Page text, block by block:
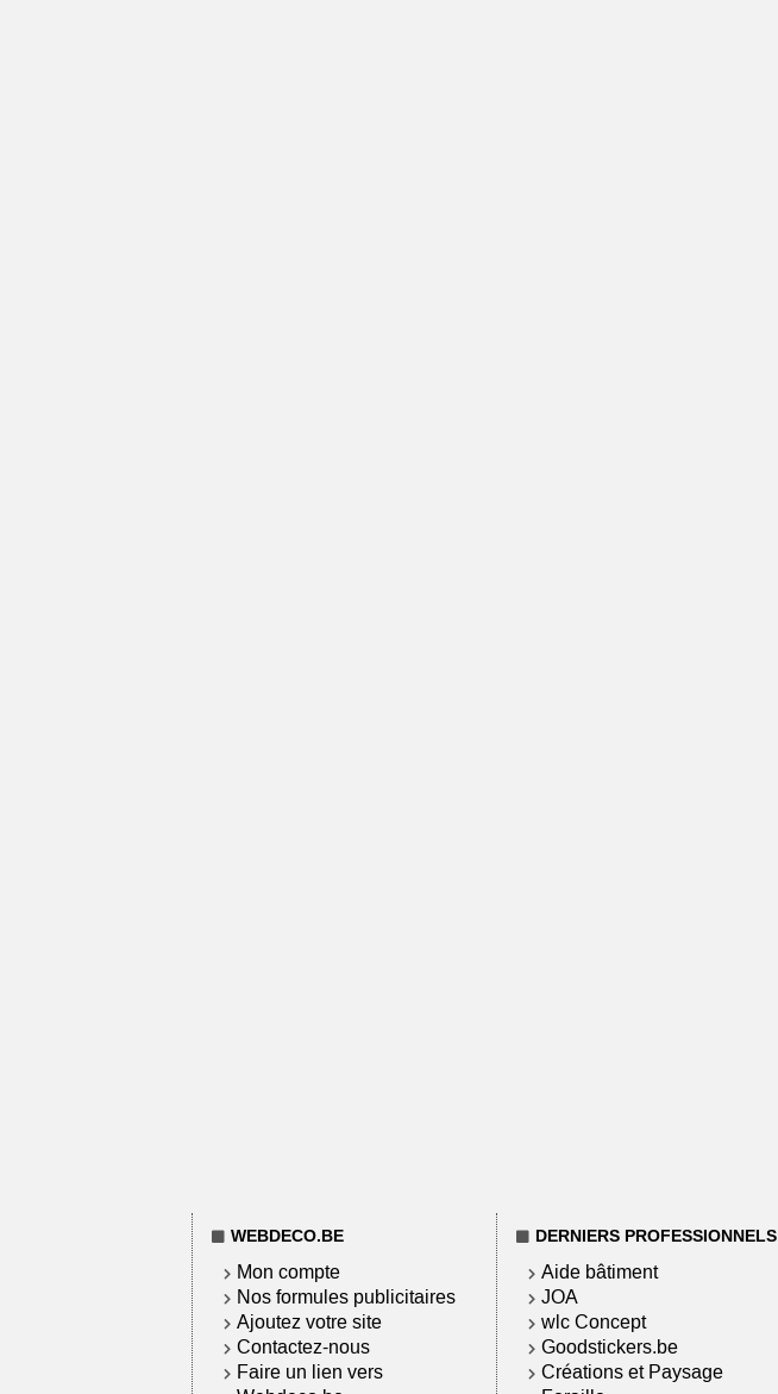
WEBDECO.BE
Mon compte
Nos formules publicitaires
Ajoutez votre site
Contactez-nous
Faire un lien vers
DERNIERS PROFESSIONNELS
Aide bâtiment
JOA
wlc Concept
Goodstickers.be
Créations et Paysage